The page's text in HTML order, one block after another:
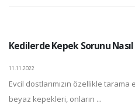
Kedilerde Kepek Sorunu Nasıl
11.11.2022
Evcil dostlarımızın özellikle
beyaz kepekleri, onların ...